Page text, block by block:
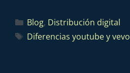
Blog, Distribución digital
Diferencias youtube y vevo